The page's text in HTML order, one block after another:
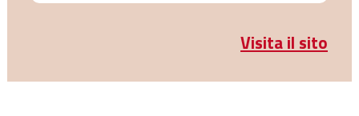
Visita il sito